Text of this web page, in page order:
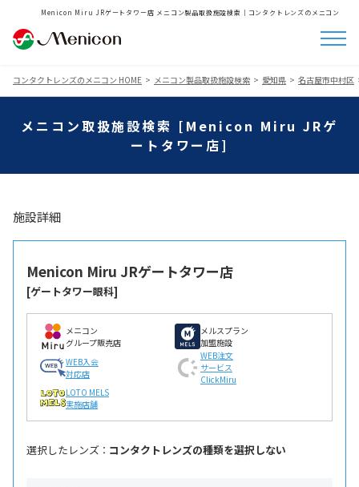
Menicon Miru JRゲートタワー店 メニコン製品取扱施設検索│コンタクトレンズのメニコン
コンタクトレンズのメニコン HOME メニコン製品取扱施設検索 愛知県 名古屋市中村区
メニコン取扱施設検索 [Menicon Miru JRゲ
ートタワー店]
施設詳細
Menicon Miru JRゲートタワー店
[ゲートタワー眼科]
メニコン
グループ販売店
メルスプラン
加盟施設
WEB入会
対応店
WEB注文
サービス
ClickMiru
LOTO MELS
実施店舗
選択したレンズ ： コンタクトレンズの種類を選択しない